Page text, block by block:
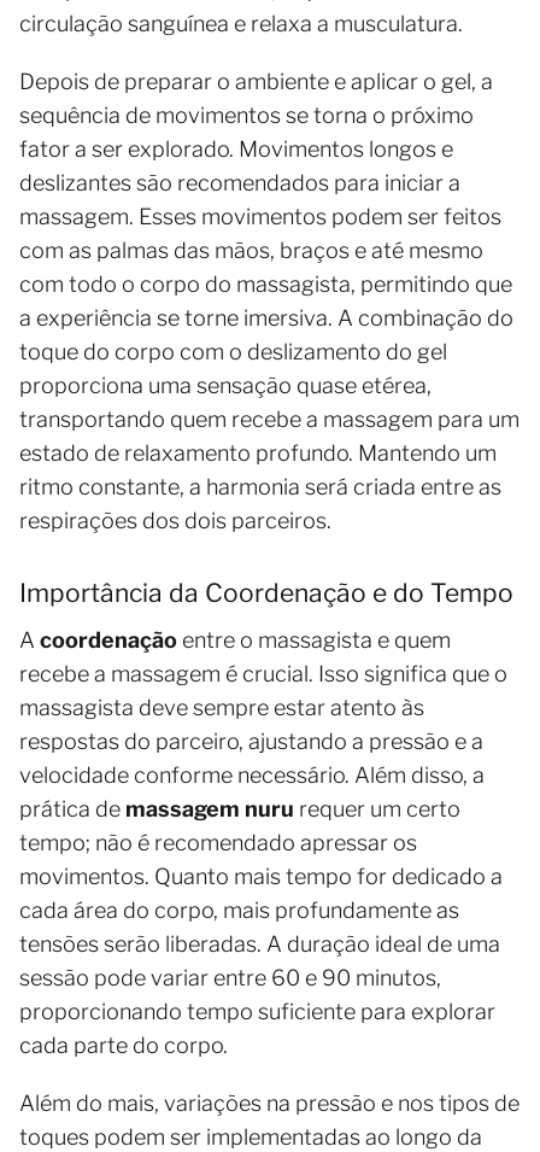
circulação sanguínea e relaxa a musculatura.
Depois de preparar o ambiente e aplicar o gel, a
sequência de movimentos se torna o próximo
fator a ser explorado. Movimentos longos e
deslizantes são recomendados para iniciar a
massagem. Esses movimentos podem ser feitos
com as palmas das mãos, braços e até mesmo
com todo o corpo do massagista, permitindo que
a experiência se torne imersiva. A combinação do
toque do corpo com o deslizamento do gel
proporciona uma sensação quase etérea,
transportando quem recebe a massagem para um
estado de relaxamento profundo. Mantendo um
ritmo constante, a harmonia será criada entre as
respirações dos dois parceiros.
Importância da Coordenação e do Tempo
A coordenação entre o massagista e quem
recebe a massagem é crucial. Isso significa que o
massagista deve sempre estar atento às
respostas do parceiro, ajustando a pressão e a
velocidade conforme necessário. Além disso, a
prática de massagem nuru requer um certo
tempo; não é recomendado apressar os
movimentos. Quanto mais tempo for dedicado a
cada área do corpo, mais profundamente as
tensões serão liberadas. A duração ideal de uma
sessão pode variar entre 60 e 90 minutos,
proporcionando tempo suficiente para explorar
cada parte do corpo.
Além do mais, variações na pressão e nos tipos de
toques podem ser implementadas ao longo da